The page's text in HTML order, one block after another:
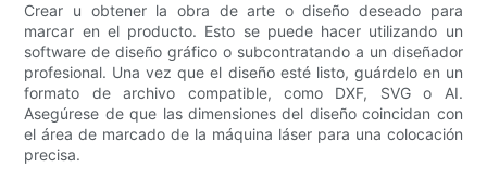
Crear u obtener la obra de arte o diseño deseado para
marcar en el producto. Esto se puede hacer utilizando un
software de diseño gráfico o subcontratando a un diseñador
profesional. Una vez que el diseño esté listo, guárdelo en un
formato de archivo compatible, como DXF, SVG o AI.
Asegúrese de que las dimensiones del diseño coincidan con
el área de marcado de la máquina láser para una colocación
precisa.